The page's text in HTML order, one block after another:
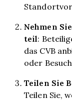
Nehmen
teil:
das CVB
oder
Teilen Sie
Teilen Sie,